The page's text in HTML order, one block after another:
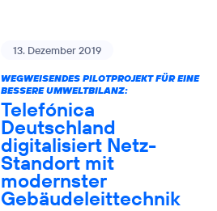
13. Dezember 2019
WEGWEISENDES PILOTPROJEKT FÜR EINE
BESSERE UMWELTBILANZ:
Telefónica
Deutschland
digitalisiert Netz-
Standort mit
modernster
Gebäudeleittechnik